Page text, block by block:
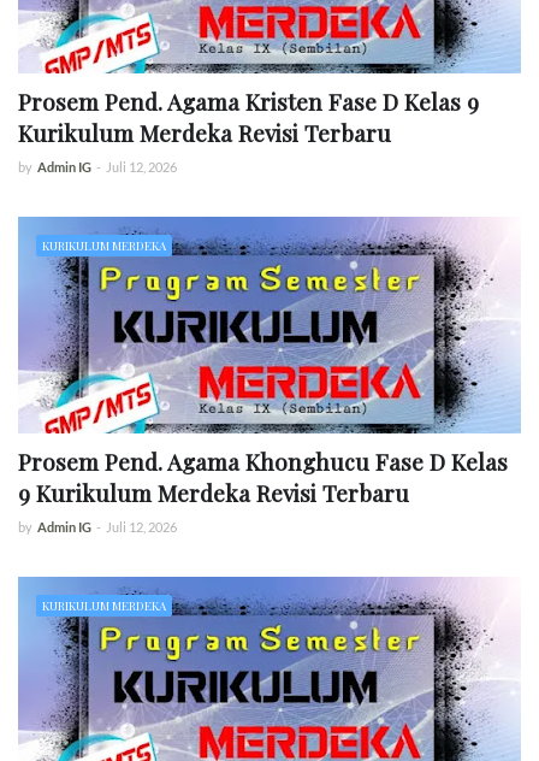
Prosem Pend. Agama Kristen Fase D Kelas 9
Kurikulum Merdeka Revisi Terbaru
by Admin IG - Juli 12, 2026
KURIKULUM MERDEKA
Prosem Pend. Agama Khonghucu Fase D Kelas
9 Kurikulum Merdeka Revisi Terbaru
by Admin IG - Juli 12, 2026
KURIKULUM MERDEKA